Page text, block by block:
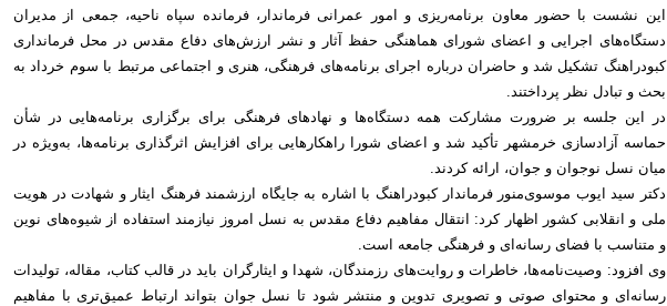
این نشست با حضور معاون برنامه‌ریزی و امور عمرانی فرماندار، فرمانده سپاه ناحیه، جمعی از مدیران
دستگاه‌های اجرایی و اعضای شورای هماهنگی حفظ آثار و نشر ارزش‌های دفاع مقدس در محل فرمانداری
کبودراهنگ تشکیل شد و حاضران درباره اجرای برنامه‌های فرهنگی، هنری و اجتماعی مرتبط با سوم خرداد به
بحث و تبادل نظر پرداختند.
در این جلسه بر ضرورت مشارکت همه دستگاه‌ها و نهادهای فرهنگی برای برگزاری برنامه‌هایی در شأن
حماسه آزادسازی خرمشهر تأکید شد و اعضای شورا راهکارهایی برای افزایش اثرگذاری برنامه‌ها، به‌ویژه در
میان نسل نوجوان و جوان، ارائه کردند.
دکتر سید ایوب موسوی‌منور فرماندار کبودراهنگ با اشاره به جایگاه ارزشمند فرهنگ ایثار و شهادت در هویت
ملی و انقلابی کشور اظهار کرد: انتقال مفاهیم دفاع مقدس به نسل امروز نیازمند استفاده از شیوه‌های نوین
و متناسب با فضای رسانه‌ای و فرهنگی جامعه است.
وی افزود: وصیت‌نامه‌ها، خاطرات و روایت‌های رزمندگان، شهدا و ایثارگران باید در قالب کتاب، مقاله، تولیدات
رسانه‌ای و محتوای صوتی و تصویری تدوین و منتشر شود تا نسل جوان بتواند ارتباط عمیق‌تری با مفاهیم